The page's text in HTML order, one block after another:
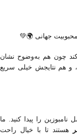
جهانی 🌍💚
کند چون هم به‌وضوح نشان
هم نتایجش خیلی سریع
را پیدا کنید. ما
هستند تا با خیال راحت